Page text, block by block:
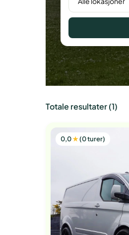
Totale resultater (1)
0,0★(0 turer)